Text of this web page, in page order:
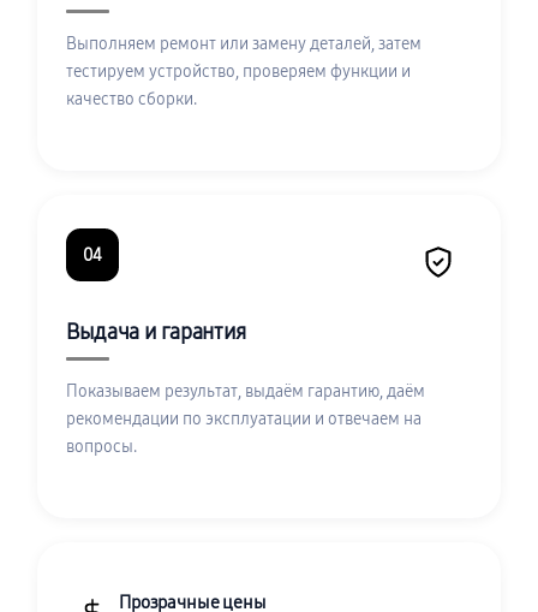
Выполняем ремонт или замену деталей, затем
тестируем устройство, проверяем функции и
качество сборки.
04
Выдача и гарантия
Показываем результат, выдаём гарантию, даём
рекомендации по эксплуатации и отвечаем на
вопросы.
Прозрачные цены